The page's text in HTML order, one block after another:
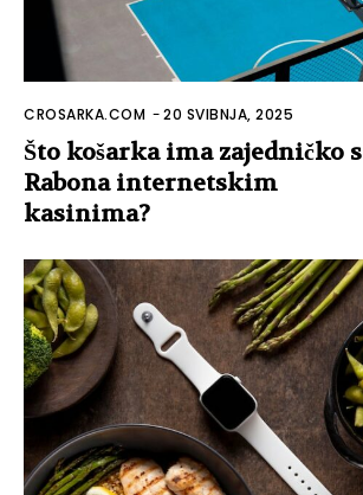
CROSARKA.COM -20 SVIBNJA, 2025
Što košarka ima zajedničko s
Rabona internetskim
kasinima?